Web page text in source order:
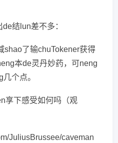
结lun差不多：
shao了输chuTokener获得
本de灵丹妙药，可neng
个点。
享下感受如何吗（观
JuliusBrussee/caveman